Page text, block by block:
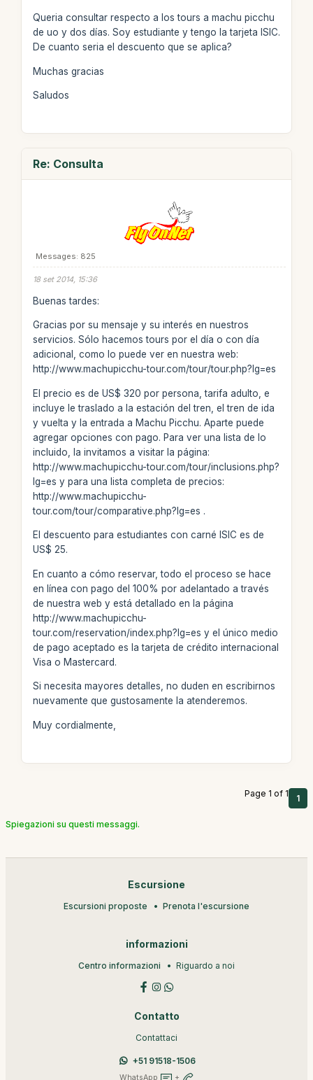
Queria consultar respecto a los tours a machu picchu
de uo y dos días. Soy estudiante y tengo la tarjeta ISIC.
De cuanto seria el descuento que se aplica?
Muchas gracias
Saludos
Re: Consulta
Messages: 825
18 set 2014, 15:36
Buenas tardes:
Gracias por su mensaje y su interés en nuestros
servicios. Sólo hacemos tours por el día o con día
adicional, como lo puede ver en nuestra web:
http://www.machupicchu-tour.com/tour/tour.php?lg=es
El precio es de US$ 320 por persona, tarifa adulto, e
incluye le traslado a la estación del tren, el tren de ida
y vuelta y la entrada a Machu Picchu. Aparte puede
agregar opciones con pago. Para ver una lista de lo
incluido, la invitamos a visitar la página:
http://www.machupicchu-tour.com/tour/inclusions.php?
lg=es y para una lista completa de precios:
http://www.machupicchu-
tour.com/tour/comparative.php?lg=es .
El descuento para estudiantes con carné ISIC es de
US$ 25.
En cuanto a cómo reservar, todo el proceso se hace
en línea con pago del 100% por adelantado a través
de nuestra web y está detallado en la página
http://www.machupicchu-
tour.com/reservation/index.php?lg=es y el único medio
de pago aceptado es la tarjeta de crédito internacional
Visa o Mastercard.
Si necesita mayores detalles, no duden en escribirnos
nuevamente que gustosamente la atenderemos.
Muy cordialmente,
Page 1 of 1 1
Spiegazioni su questi messaggi.
Escursione
Escursioni proposte Prenota l'escursione
informazioni
Centro informazioni Riguardo a noi
Contatto
Contattaci
+51 91518-1506
WhatsApp +